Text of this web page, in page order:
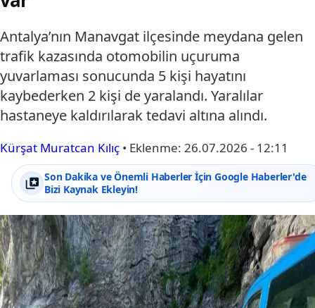
Antalya’nın Manavgat ilçesinde meydana gelen
trafik kazasında otomobilin uçuruma
yuvarlaması sonucunda 5 kişi hayatını
kaybederken 2 kişi de yaralandı. Yaralılar
hastaneye kaldırılarak tedavi altına alındı.
Kürşat Muratcan Kılıç • Eklenme: 26.07.2026 - 12:11
Son Dakika ve Önemli Haberler İçin Google Haberler'de
Bizi Kaynak Ekleyin!